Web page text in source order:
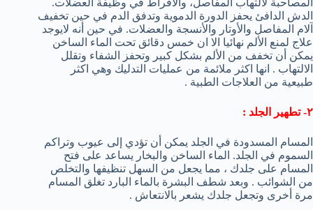
المصاحبة لالتهاب المفاصل، والافراط في وظيفة العضلات.
الدش الدافئ يحفز الدورة الدموية وتدفق الدم في حين تخفيف
آلام المفاصل والأوتار والأنسجة والعضلات. في حين أنه لايوجد
علاج لمنع الألم نهائيا الا ان خمس دقائق تحت الماء الساخن
يمكن أن تخفف من الألم بشكل كبير وتحفز الشفاء وتقلل
الالتهاب . انها اكثر ملائمة من عمليات التدليك وهي اكثر
طبيعية من العلاجات الطبية .
٢- تطهير الجلد :
المسام المسدودة في الجلد يمكن أن تؤدي إلى عيوب وتراكم
السموم في الجلد. الماء الساخن والبخار يساعد على فتح
المسام على جلدك ، مما يجعل من السهل تنظيفها والتخلص
من الشوائب . وبعد شطف البشرة بالماء البارد تغلق المسام
مرة أخرى وتجعل جلدك يشعر بالانتعاش .